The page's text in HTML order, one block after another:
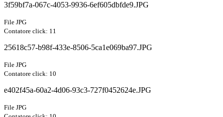
3f59bf7a-067c-4053-9936-6ef605dbfde9.JPG
File JPG
Contatore click: 11
25618c57-b98f-433e-8506-5ca1e069ba97.JPG
File JPG
Contatore click: 10
e402f45a-60a2-4d06-93c3-727f0452624e.JPG
File JPG